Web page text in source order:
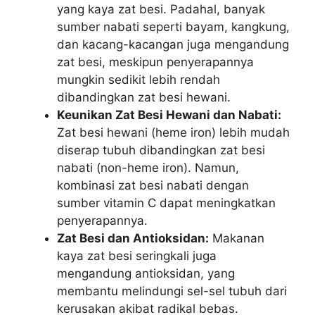
yang kaya zat besi. Padahal, banyak
sumber nabati seperti bayam, kangkung,
dan kacang-kacangan juga mengandung
zat besi, meskipun penyerapannya
mungkin sedikit lebih rendah
dibandingkan zat besi hewani.
Keunikan Zat Besi Hewani dan Nabati:
Zat besi hewani (heme iron) lebih mudah
diserap tubuh dibandingkan zat besi
nabati (non-heme iron). Namun,
kombinasi zat besi nabati dengan
sumber vitamin C dapat meningkatkan
penyerapannya.
Zat Besi dan Antioksidan: Makanan
kaya zat besi seringkali juga
mengandung antioksidan, yang
membantu melindungi sel-sel tubuh dari
kerusakan akibat radikal bebas.